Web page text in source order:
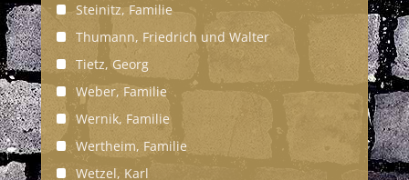
Steinitz, Familie
Thumann, Friedrich und Walter
Tietz, Georg
Weber, Familie
Wernik, Familie
Wertheim, Familie
Wetzel, Karl